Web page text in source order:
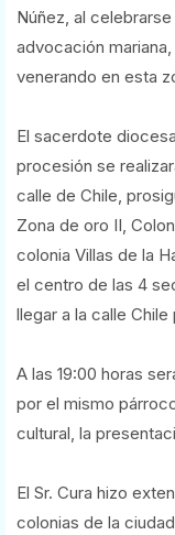
Núñez, al
advocación
venerando en esta
El sacerdote
procesión se
calle de Chile,
Zona de oro II,
colonia Villas de la
el centro de las 4
llegar a la calle
A las 19:00 horas
por el mismo
cultural, la
El Sr. Cura hizo
colonias de la